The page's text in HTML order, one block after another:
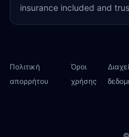
insurance included and
Πολιτική
απορρήτου
Όροι
χρήσης